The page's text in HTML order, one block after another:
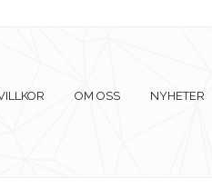
OM OSS NYHETER